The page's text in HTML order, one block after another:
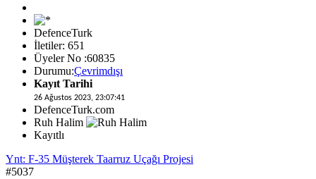
DefenceTurk
İletiler: 651
Üyeler No :60835
Durumu:Çevrimdışı
Kayıt Tarihi
26 Ağustos 2023, 23:07:41
DefenceTurk.com
Ruh Halim
Kayıtlı
Ynt: F-35 Müşterek Taarruz Uçağı Projesi
#5037